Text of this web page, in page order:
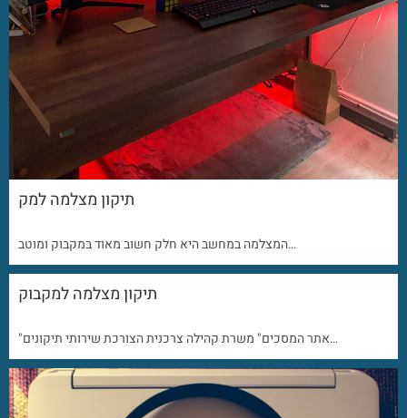
תיקון מצלמה למק
המצלמה במחשב היא חלק חשוב מאוד במקבוק ומוטב…
תיקון מצלמה למקבוק
"אתר המסכים" משרת קהילה צרכנית הצורכת שירותי תיקונים…